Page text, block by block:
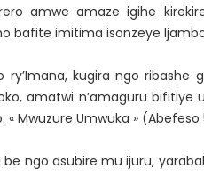
amwe amaze igihe
bafite imitima isonzeye
kugira ngo
amatwi n’amaguru
Mwuzure Umwuka » (Abefeso
ngo asubire mu ijuru,